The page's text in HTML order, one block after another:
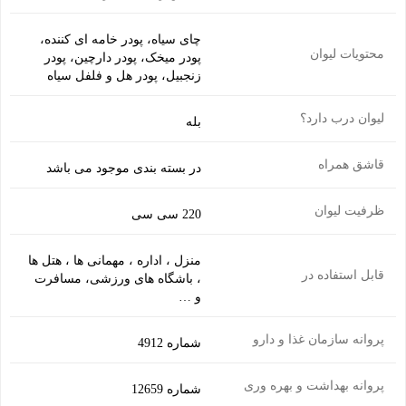
سینی مقوایی در بسته بندی برای حمل راحت لیوان ها در زمان پذیرایی
موجود می باشد.
جلوگیری از سرماخوردگی و گرفتگی بینی: خواص ضد التهابی، ضد
جلوگیری میکند. میخک و زنجبیل، سرفه را بهبود میبخشد و یک لیوان
چای ماسالا در روز مطمئنا شما را قوی و دور از سرماخوردگی نگه
میدارد بهترین کار این است که آن را داغ بنوشید. اگر سرماخورده اید
داشته باشید.
محتویات لیوان
چای سیاه، پودر خامه ای کننده،
پودر میخک، پودر دارچین، پودر
زنجبیل، پودر هل و فلفل سیاه
لیوان درب دارد؟ بله
قاشق همراه در بسته بندی موجود می باشد
ظرفیت لیوان 220 سی سی
قابل استفاده در
منزل ، اداره ، مهمانی ها ، هتل ها
، باشگاه های ورزشی، مسافرت
و …
پروانه سازمان غذا و دارو شماره 4912
پروانه بهداشت و بهره وری شماره 12659 ارسال به ایمیل
تصاویر رسمی